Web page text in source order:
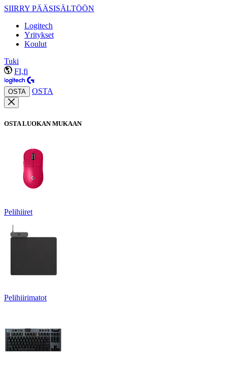
SIIRRY PÄÄSISÄLTÖÖN
Logitech
Yritykset
Koulut
Tuki
FI,fi
OSTA OSTA
OSTA LUOKAN MUKAAN
Pelihiiret
Pelihiirimatot